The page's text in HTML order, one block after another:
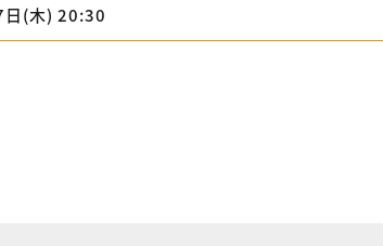
(木) 20:30